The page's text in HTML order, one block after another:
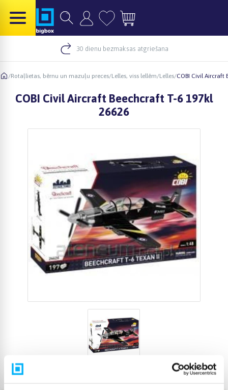
30 dienu bezmaksas atgriešana
/Rotaļlietas, bērnu un mazuļu preces/Lelles, viss lellēm/Lelles/COBI Civil Aircraft
COBI Civil Aircraft Beechcraft T-6 197kl
26626
Preces kods 4819048